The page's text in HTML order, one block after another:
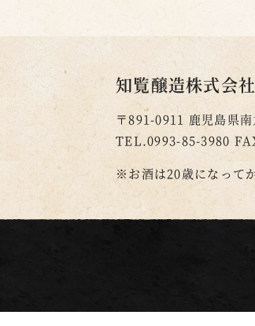
知覧醸造株式会社
〒891-0911 鹿児島県
TEL.0993-85-3980
※お酒は20歳になってか